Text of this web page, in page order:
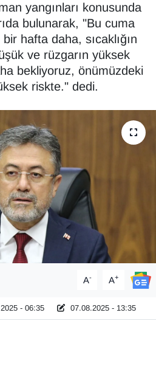
yangınları konusunda
bulunarak, "Bu cuma
hafta daha, sıcaklığın
ve rüzgarın yüksek
bekliyoruz, önümüzdeki
riskte." dedi.
A- A+
- 06:35 07.08.2025 - 13:35